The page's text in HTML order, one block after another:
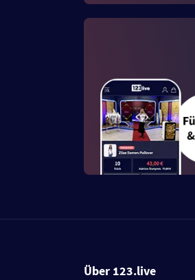
Über 123.live